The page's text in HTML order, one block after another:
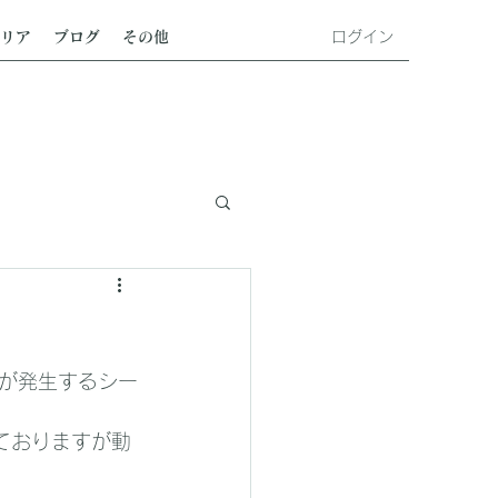
ログイン
ア ブログ その他
発生するシー
おりますが動